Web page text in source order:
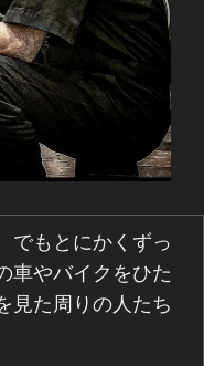
でもとにかくずっ
車やバイクをひた
見た周りの人たち